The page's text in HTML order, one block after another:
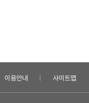
이용안내 사이트맵